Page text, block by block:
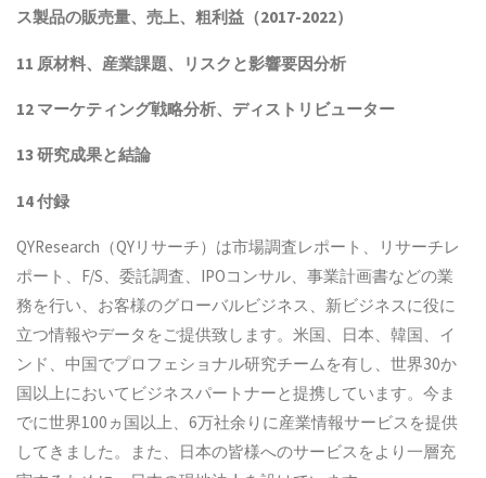
ス製品の販売量、売上、粗利益（2017-2022）
11 原材料、産業課題、リスクと影響要因分析
12 マーケティング戦略分析、ディストリビューター
13 研究成果と結論
14 付録
QYResearch（QYリサーチ）は市場調査レポート、リサーチレ
ポート、F/S、委託調査、IPOコンサル、事業計画書などの業
務を行い、お客様のグローバルビジネス、新ビジネスに役に
立つ情報やデータをご提供致します。米国、日本、韓国、イ
ンド、中国でプロフェショナル研究チームを有し、世界30か
国以上においてビジネスパートナーと提携しています。今ま
でに世界100ヵ国以上、6万社余りに産業情報サービスを提供
してきました。また、日本の皆様へのサービスをより一層充